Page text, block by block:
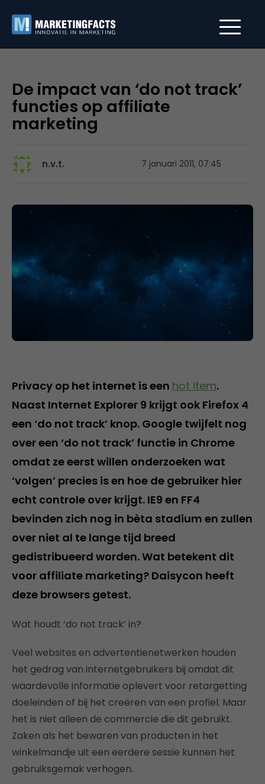
De impact van ‘do not track’
functies op affiliate
marketing
n.v.t. 7 januari 2011, 07:45
Privacy op het internet is een hot item.
Naast Internet Explorer 9 krijgt ook Firefox 4
een ‘do not track’ knop. Google twijfelt nog
over een ‘do not track’ functie in Chrome
omdat ze eerst willen onderzoeken wat
‘volgen’ precies is en hoe de gebruiker hier
echt controle over krijgt. IE9 en FF4
bevinden zich nog in bèta stadium en zullen
over niet al te lange tijd breed
gedistribueerd worden. Wat betekent dit
voor affiliate marketing? Daisycon heeft
deze browsers getest.
Wat houdt ‘do not track’ in?
Veel websites en advertentienetwerken houden
het gedrag van internetgebruikers bij omdat dit
waardevolle informatie oplevert voor retargetting
doeleinden of bij het creëren van een profiel. Maar
het is niet alleen de commercie die dit gebruikt.
Zaken als het bewaren van producten in het
winkelmandje uit een eerdere sessie kunnen het
gebruiksgemak verhogen.